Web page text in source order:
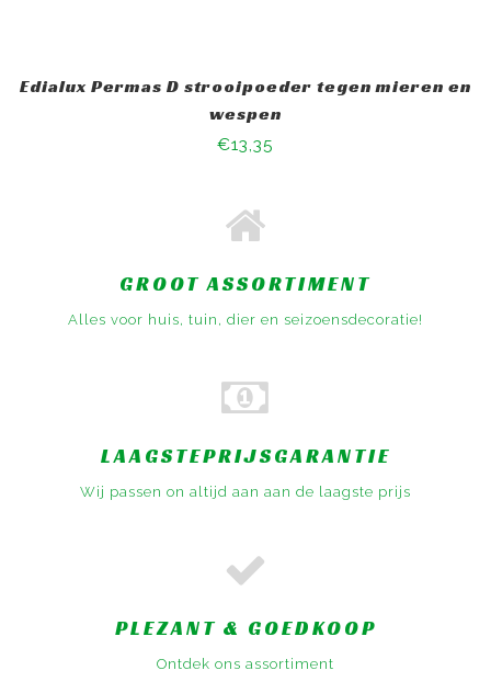
Edialux Permas D strooipoeder tegen mieren en
wespen
€13,35
GROOT ASSORTIMENT
Alles voor huis, tuin, dier en seizoensdecoratie!
LAAGSTEPRIJSGARANTIE
Wij passen on altijd aan aan de laagste prijs
PLEZANT & GOEDKOOP
Ontdek ons assortiment